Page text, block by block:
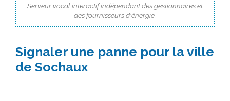
Serveur vocal interactif indépendant des gestionnaires et
des fournisseurs d'énergie.
Signaler une panne pour la ville
de Sochaux